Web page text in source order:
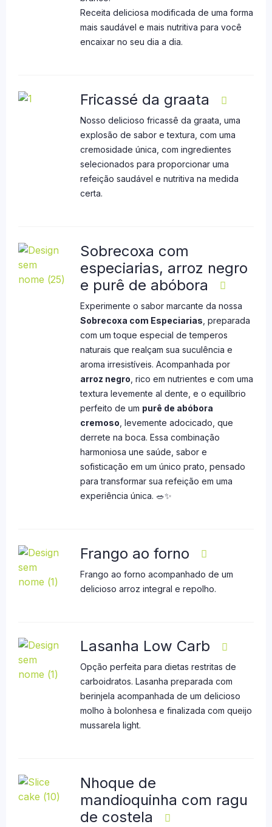
Receita deliciosa modificada de uma forma
mais saudável e mais nutritiva para você
encaixar no seu dia a dia.
Fricassé da graata
Nosso delicioso fricassê da graata, uma
explosão de sabor e textura, com uma
cremosidade única, com ingredientes
selecionados para proporcionar uma
refeição saudável e nutritiva na medida
certa.
Sobrecoxa com
especiarias, arroz negro
e purê de abóbora
Experimente o sabor marcante da nossa
Sobrecoxa com Especiarias , preparada
com um toque especial de temperos
naturais que realçam sua suculência e
aroma irresistíveis. Acompanhada por
arroz negro , rico em nutrientes e com uma
textura levemente al dente, e o equilíbrio
perfeito de um purê de abóbora
cremoso , levemente adocicado, que
derrete na boca. Essa combinação
harmoniosa une saúde, sabor e
sofisticação em um único prato, pensado
para transformar sua refeição em uma
experiência única. 🥗✨
Frango ao forno
Frango ao forno acompanhado de um
delicioso arroz integral e repolho.
Lasanha Low Carb
Opção perfeita para dietas restritas de
carboidratos. Lasanha preparada com
berinjela acompanhada de um delicioso
molho à bolonhesa e finalizada com queijo
mussarela light.
Nhoque de
mandioquinha com ragu
de costela